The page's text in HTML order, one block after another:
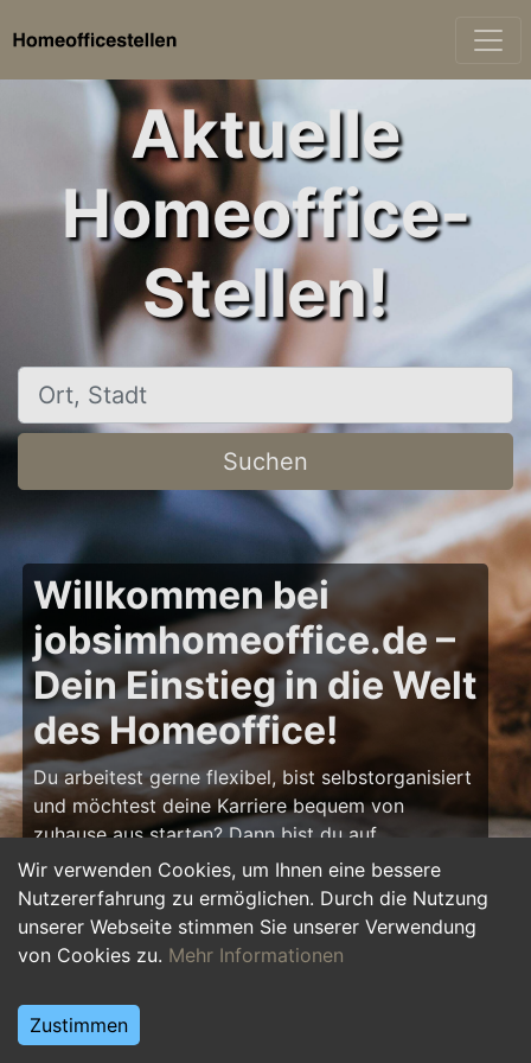
Wir verwenden Cookies, um Ihnen eine bessere
Nutzererfahrung zu ermöglichen. Durch die Nutzung
unserer Webseite stimmen Sie unserer Verwendung
von Cookies zu. Mehr Informationen
Zustimmen
Aktuelle
Homeoffice-
Stellen!
Ort, Stadt
Suchen
Willkommen bei
jobsimhomeoffice.de –
Dein Einstieg in die Welt
des Homeoffice!
Du arbeitest gerne flexibel, bist selbstorganisiert
und möchtest deine Karriere bequem von
zuhause aus starten? Dann bist du auf
jobsimhomeoffice.de genau richtig! Hier findest
du zahlreiche Ausbildungsplätze, Praktika und
Jobs, die komplett oder teilweise im Homeoffice
erledigt werden können – von IT über Marketing
Starte deine Karriere im Homeoffice und gestalte
deinen Arbeitsalltag nach deinen Vorstellungen!